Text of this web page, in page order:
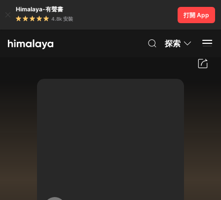
Himalaya-有聲書
4.8k 安裝
打開 App
探索